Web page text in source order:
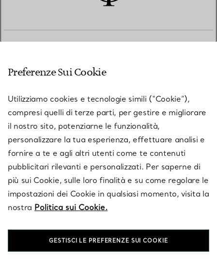
SU TIFFANY & CO.
LEGALE
SEGUICI
Preferenze Sui Cookie
Utilizziamo cookies e tecnologie simili (“Cookie”),
compresi quelli di terze parti, per gestire e migliorare
il nostro sito, potenziarne le funzionalità,
personalizzare la tua esperienza, effettuare analisi e
fornire a te e agli altri utenti come te contenuti
pubblicitari rilevanti e personalizzati. Per saperne di
più sui Cookie, sulle loro finalità e su come regolare le
impostazioni dei Cookie in qualsiasi momento, visita la
nostra Politica sui Cookie.
GESTISCI LE PREFERENZE SUI COOKIE